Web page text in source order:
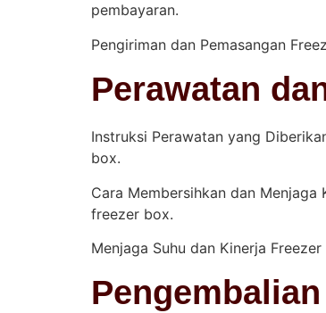
pembayaran.
Pengiriman dan Pemasangan
Perawatan
Instruksi Perawatan yang
box.
Cara Membersihkan dan
freezer box.
Menjaga Suhu dan Kinerja